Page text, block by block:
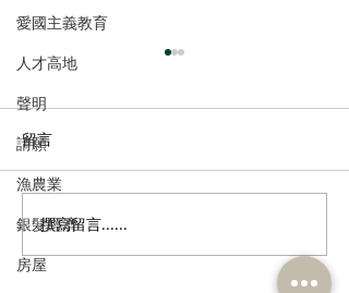
愛國主義教育
人才高地
聲明
請願
漁農業
銀髮經濟
房屋
多了解、規律生活、保持
社交，有助改善「長新
留言
撰寫留言......